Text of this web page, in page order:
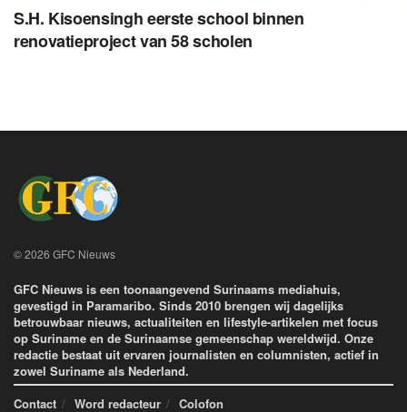
S.H. Kisoensingh eerste school binnen
renovatieproject van 58 scholen
© 2026 GFC Nieuws
GFC Nieuws is een toonaangevend Surinaams mediahuis,
gevestigd in Paramaribo. Sinds 2010 brengen wij dagelijks
betrouwbaar nieuws, actualiteiten en lifestyle-artikelen met focus
op Suriname en de Surinaamse gemeenschap wereldwijd. Onze
redactie bestaat uit ervaren journalisten en columnisten, actief in
zowel Suriname als Nederland.
Contact
Word redacteur Colofon